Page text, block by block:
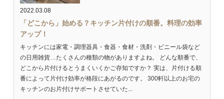
2022.03.08
「どこから」始める？キッチン片付けの順番。料理の効率
アップ！
キッチンには家電・調理器具・食器・食材・洗剤・ビニール袋など
の日用雑貨…たくさんの種類の物がありますよね。 どんな順番で、
どこから片付けるとうまくいくかご存知ですか？ 実は、片付ける順
番によって片付け効率が格段にあがるのです。 300軒以上のお宅の
キッチンのお片付けサポートさせていた...